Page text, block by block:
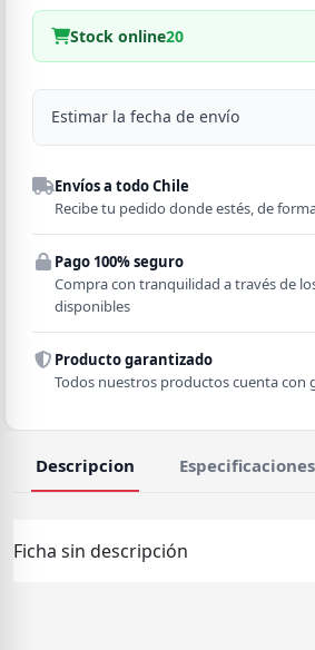
Stock online20
Estimar la fecha de envío
Despacho a domicilio
Región
Comuna
Envíos a todo Chile
Recibe tu pedido donde estés, de
Pago 100% seguro
Compra con tranquilidad a través de
disponibles
Producto garantizado
Todos nuestros productos cuenta con
Descripcion Especificaciones
Ficha sin descripción